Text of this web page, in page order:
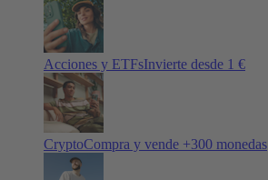
Acciones y ETFsInvierte desde 1 €
CryptoCompra y vende +300 monedas